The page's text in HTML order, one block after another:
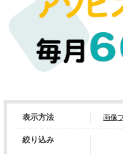
表示方法 画像
絞り込み